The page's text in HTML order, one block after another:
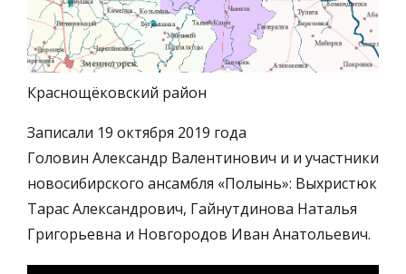
Краснощёковский район
Записали 19 октября 2019 года
Головин Александр Валентинович и и участники
новосибирского ансамбля «Полынь»: Выхристюк
Тарас Александрович, Гайнутдинова Наталья
Григорьевна и Новгородов Иван Анатольевич.